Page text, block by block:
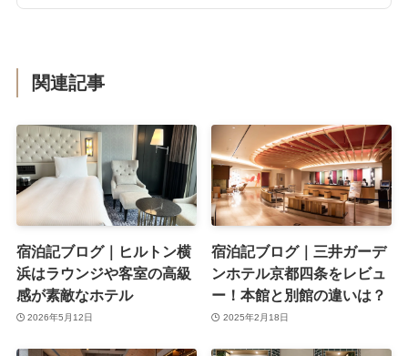
関連記事
宿泊記ブログ｜ヒルトン横
浜はラウンジや客室の高級
感が素敵なホテル
2026年5月12日
宿泊記ブログ｜三井ガーデ
ンホテル京都四条をレビュ
ー！本館と別館の違いは？
2025年2月18日